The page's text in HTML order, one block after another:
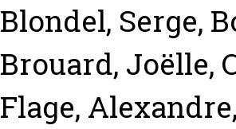
Blondel, Serge,
Brouard, Joëlle,
Flage, Alexandre,